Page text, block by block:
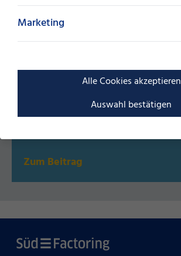
Marketing
Alle Cookies akzeptieren
Auswahl bestätigen
Zum Beitrag